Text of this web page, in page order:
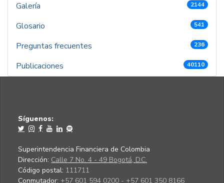
Galería 2144
Glosario 541
Preguntas frecuentes 236
Publicaciones 40110
Síguenos:
Superintendencia Financiera de Colombia
Dirección: Calle 7 No. 4 - 49 Bogotá, D.C.
Código postal: 111711
Conmutador: +57 601 594 0200 - +57 601 350 8166